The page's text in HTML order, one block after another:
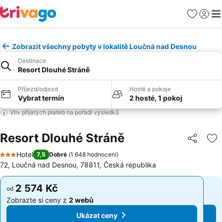
Oblíbené
Zobrazit všechny pobyty v lokalitě Loučná nad Desnou
Destinace
Resort Dlouhé Stráně
Příjezd/odjezd
Vybrat termín
Hosté a pokoje
2 hosté, 1 pokoj
Vliv přijatých plateb na pořadí výsledků
Resort Dlouhé Stráně Sdílet
3 Počet hvězdiček
Hotel 7,5 Dobré (1 648 hodnocení)
72, Loučná nad Desnou, 78811, Česká republika
od 2 574 Kč
Zobrazte si ceny z 2 webů
Ukázat ceny
od 2 574 Kč
Zobrazte si ceny z 2 webů
Ukázat ceny